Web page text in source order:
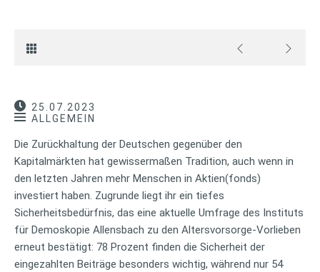
25.07.2023
ALLGEMEIN
Die Zurückhaltung der Deutschen gegenüber den
Kapitalmärkten hat gewissermaßen Tradition, auch wenn in
den letzten Jahren mehr Menschen in Aktien(fonds)
investiert haben. Zugrunde liegt ihr ein tiefes
Sicherheitsbedürfnis, das eine aktuelle Umfrage des Instituts
für Demoskopie Allensbach zu den Altersvorsorge-Vorlieben
erneut bestätigt: 78 Prozent finden die Sicherheit der
eingezahlten Beiträge besonders wichtig, während nur 54